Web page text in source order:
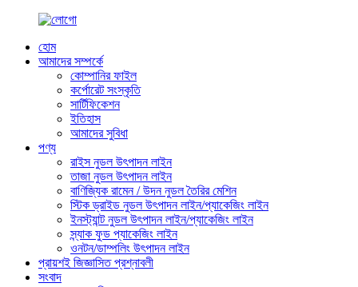
হোম
আমাদের সম্পর্কে
কোম্পানির ফাইল
কর্পোরেট সংস্কৃতি
সার্টিফিকেশন
ইতিহাস
আমাদের সুবিধা
পণ্য
রাইস নুডল উৎপাদন লাইন
তাজা নুডল উৎপাদন লাইন
বাণিজ্যিক রামেন / উদন নুডল তৈরির মেশিন
স্টিক ড্রাইড নুডল উৎপাদন লাইন/প্যাকেজিং লাইন
ইনস্ট্যান্ট নুডল উৎপাদন লাইন/প্যাকেজিং লাইন
স্ন্যাক ফুড প্যাকেজিং লাইন
ওনটন/ডাম্পলিং উৎপাদন লাইন
প্রায়শই জিজ্ঞাসিত প্রশ্নাবলী
সংবাদ